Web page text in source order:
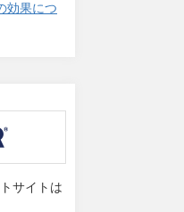
効果につ
サイトは